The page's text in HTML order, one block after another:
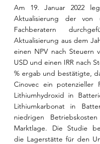
Am 19. Januar 2022
Aktualisierung der von
Fachberatern
Aktualisierung aus dem
einen NPV nach Steuern
USD und einen IRR nach
% ergab und bestätigte,
Cinovec ein potenzieller
Lithiumhydroxid in
Lithiumkarbonat in
niedrigen
Marktlage. Die Studie
die Lagerstätte für den